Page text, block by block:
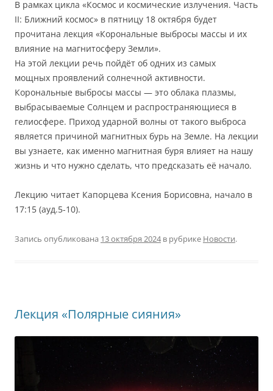
В рамках цикла «Космос и космические излучения. Часть
II: Ближний космос» в пятницу 18 октября будет
прочитана лекция «Корональные выбросы массы и их
влияние на магнитосферу Земли».
На этой лекции речь пойдёт об одних из самых
мощных проявлений солнечной активности.
Корональные выбросы массы — это облака плазмы,
выбрасываемые Солнцем и распространяющиеся в
гелиосфере. Приход ударной волны от такого выброса
является причиной магнитных бурь на Земле. На лекции
вы узнаете, как именно магнитная буря влияет на нашу
жизнь и что нужно сделать, что предсказать её начало.
Лекцию читает Капорцева Ксения Борисовна, начало в
17:15 (ауд.5-10).
Запись опубликована 13 октября 2024в рубрике Новости.
Лекция «Полярные сияния»